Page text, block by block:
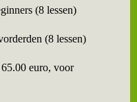
(8 lessen)
(8 lessen)
euro, voor